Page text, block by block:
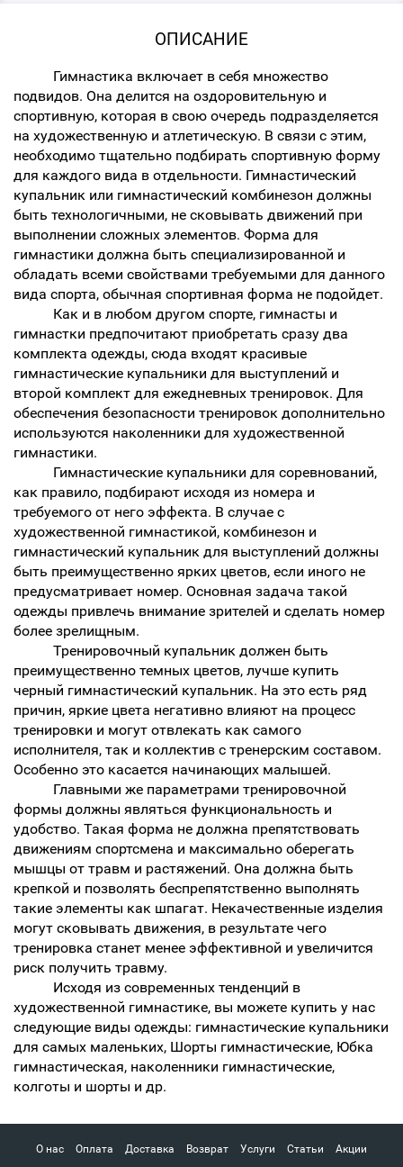
ОПИСАНИЕ
Гимнастика включает в себя множество
подвидов. Она делится на оздоровительную и
спортивную, которая в свою очередь подразделяется
на художественную и атлетическую. В связи с этим,
необходимо тщательно подбирать спортивную форму
для каждого вида в отдельности. Гимнастический
купальник или гимнастический комбинезон должны
быть технологичными, не сковывать движений при
выполнении сложных элементов. Форма для
гимнастики должна быть специализированной и
обладать всеми свойствами требуемыми для данного
вида спорта, обычная спортивная форма не подойдет.
Как и в любом другом спорте, гимнасты и
гимнастки предпочитают приобретать сразу два
комплекта одежды, сюда входят красивые
гимнастические купальники для выступлений и
второй комплект для ежедневных тренировок. Для
обеспечения безопасности тренировок дополнительно
используются наколенники для художественной
гимнастики.
Гимнастические купальники для соревнований,
как правило, подбирают исходя из номера и
требуемого от него эффекта. В случае с
художественной гимнастикой, комбинезон и
гимнастический купальник для выступлений должны
быть преимущественно ярких цветов, если иного не
предусматривает номер. Основная задача такой
одежды привлечь внимание зрителей и сделать номер
более зрелищным.
Тренировочный купальник должен быть
преимущественно темных цветов, лучше купить
черный гимнастический купальник. На это есть ряд
причин, яркие цвета негативно влияют на процесс
тренировки и могут отвлекать как самого
исполнителя, так и коллектив с тренерским составом.
Особенно это касается начинающих малышей.
Главными же параметрами тренировочной
формы должны являться функциональность и
удобство. Такая форма не должна препятствовать
движениям спортсмена и максимально оберегать
мышцы от травм и растяжений. Она должна быть
крепкой и позволять беспрепятственно выполнять
такие элементы как шпагат. Некачественные изделия
могут сковывать движения, в результате чего
тренировка станет менее эффективной и увеличится
риск получить травму.
Исходя из современных тенденций в
художественной гимнастике, вы можете купить у нас
следующие виды одежды: гимнастические купальники
для самых маленьких, Шорты гимнастические, Юбка
гимнастическая, наколенники гимнастические,
колготы и шорты и др.
О нас Оплата Доставка Возврат Услуги Статьи Акции